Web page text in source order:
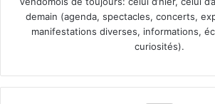
demain (agenda, spectacles, concerts,
manifestations diverses, informations,
curiosités).